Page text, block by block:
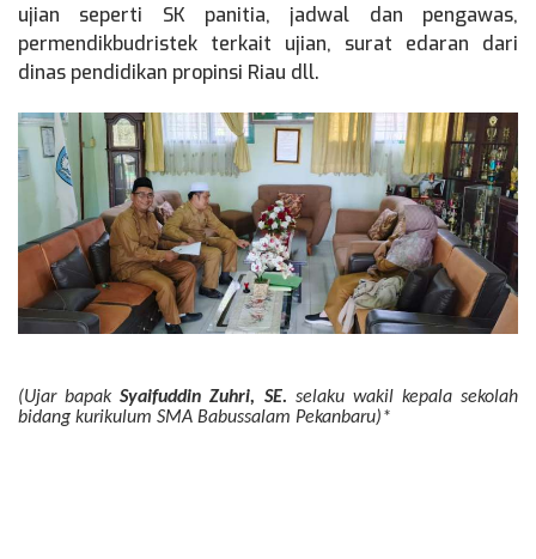
ujian seperti SK panitia, jadwal dan pengawas,
permendikbudristek terkait ujian, surat edaran dari
dinas pendidikan propinsi Riau dll.
(Ujar bapakSyaifuddin Zuhri, SE. selaku wakil kepala sekolah
bidang kurikulum SMA Babussalam Pekanbaru)*